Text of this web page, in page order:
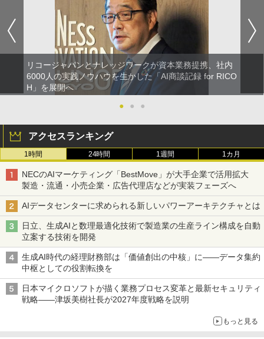
リコージャパンとナレッジワークが資本業務提携、社内
6000人の実践ノウハウを生かした「AI商談記録 for RICO
H」を展開へ
●
● ●
アクセスランキング
1時間 24時間 1週間 1カ月
NECのAIマーケティング「BestMove」が大手企業で活用拡大
製造・流通・小売企業・広告代理店などが実装フェーズへ
AIデータセンターに求められる新しいパワーアーキテクチャとは
日立、生成AIと数理最適化技術で製造業の生産ライン構成を自動
立案する技術を開発
生成AI時代の経理財務部は「価値創出の中核」に――データ集約
中枢としての役割転換を
日本マイクロソフトが描く業務プロセス変革と最新セキュリティ
戦略――津坂美樹社長が2027年度戦略を説明
もっと見る